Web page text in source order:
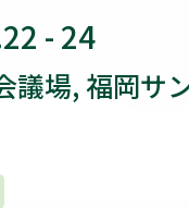
- 24
議場, 福岡サ